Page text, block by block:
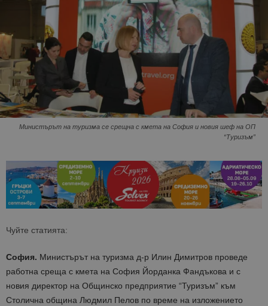
Министърът на туризма се срещна с кмета на София и новия шеф на ОП
“Туризъм”
Чуйте статията:
София. Министърът на туризма д-р Илин Димитров проведе
работна среща с кмета на София Йорданка Фандъкова и с
новия директор на Общинско предприятие “Туризъм” към
Столична община Людмил Пелов по време на изложението